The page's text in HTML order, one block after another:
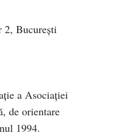
2, București
a Asociaţiei
de orientare
1994.